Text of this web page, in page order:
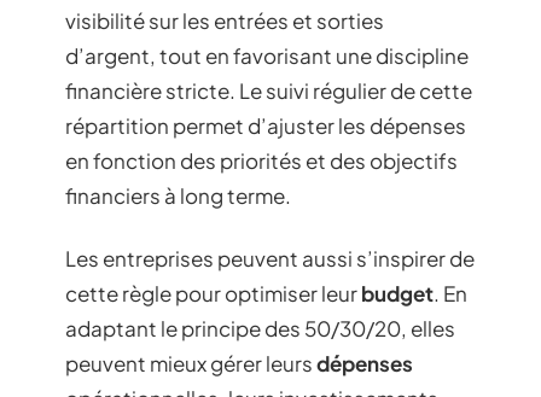
visibilité sur les entrées et sorties
d’argent, tout en favorisant une discipline
financière stricte. Le suivi régulier de cette
répartition permet d’ajuster les dépenses
en fonction des priorités et des objectifs
financiers à long terme.
Les entreprises peuvent aussi s’inspirer de
cette règle pour optimiser leurbudget. En
adaptant le principe des 50/30/20, elles
peuvent mieux gérer leursdépenses